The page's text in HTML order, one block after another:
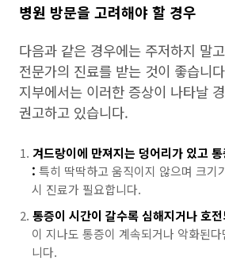
병원 방문을 고려해야 할 경우
다음과 같은 경우에는 주저하지 말
전문가의 진료를 받는 것이 좋습니
지부에서는 이러한 증상이 나타날
권고하고 있습니다.
겨드랑이에 만져지는 덩어리가 있고
: 특히 딱딱하고 움직이지 않으며 크기
시 진료가 필요합니다.
통증이 시간이 갈수록 심해지거나 호
이 지나도 통증이 계속되거나 악화된
니다.